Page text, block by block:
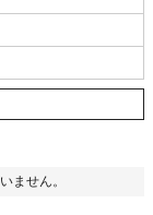
ません。